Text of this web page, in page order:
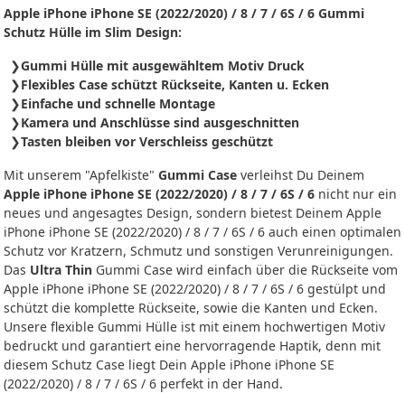
Apple iPhone iPhone SE (2022/2020) / 8 / 7 / 6S / 6 Gummi
Schutz Hülle im Slim Design:
Gummi Hülle mit ausgewähltem Motiv Druck
Flexibles Case schützt Rückseite, Kanten u. Ecken
Einfache und schnelle Montage
Kamera und Anschlüsse sind ausgeschnitten
Tasten bleiben vor Verschleiss geschützt
Mit unserem "Apfelkiste" Gummi Case verleihst Du Deinem
Apple iPhone iPhone SE (2022/2020) / 8 / 7 / 6S / 6 nicht nur ein
neues und angesagtes Design, sondern bietest Deinem Apple
iPhone iPhone SE (2022/2020) / 8 / 7 / 6S / 6 auch einen optimalen
Schutz vor Kratzern, Schmutz und sonstigen Verunreinigungen.
Das Ultra Thin Gummi Case wird einfach über die Rückseite vom
Apple iPhone iPhone SE (2022/2020) / 8 / 7 / 6S / 6 gestülpt und
schützt die komplette Rückseite, sowie die Kanten und Ecken.
Unsere flexible Gummi Hülle ist mit einem hochwertigen Motiv
bedruckt und garantiert eine hervorragende Haptik, denn mit
diesem Schutz Case liegt Dein Apple iPhone iPhone SE
(2022/2020) / 8 / 7 / 6S / 6 perfekt in der Hand.